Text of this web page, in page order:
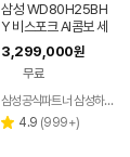
삼성 WD80H25BH
Y 비스포크 AI콤보 세
탁25kg 건조18kg 2
6년형 일체형 1등급
3,299,000원
무료
삼성공식파트너 삼성하나로
별 4.9 리
(999+)